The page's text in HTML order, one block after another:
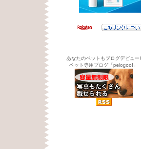
あなたのペットもブログデビュー!
ペット専用ブログ「pelogoo!」